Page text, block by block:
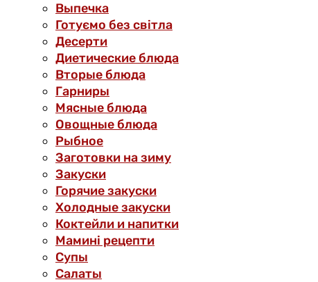
Выпечка
Готуємо без світла
Десерти
Диетические блюда
Вторые блюда
Гарниры
Мясные блюда
Овощные блюда
Рыбное
Заготовки на зиму
Закуски
Горячие закуски
Холодные закуски
Коктейли и напитки
Мамині рецепти
Супы
Салаты